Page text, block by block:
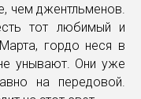
чем джентльменов.
тот любимый и
гордо неся в
унывают. Они уже
на передовой.